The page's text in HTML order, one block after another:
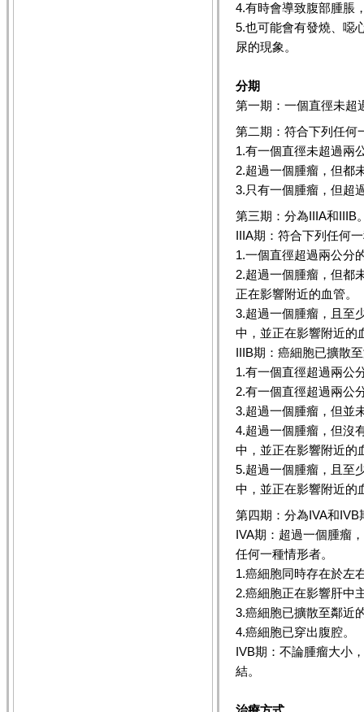
4.有時會導致腹部腫脹
5.也可能會有發燒、噁
尿的現象。
分期
第一期：一個直徑未超
第二期：符合下列任何
1.有一個直徑未超過兩
2.超過一個腫瘤，但都
3.只有一個腫瘤，但超
第三期：分為IIIA和IIIB
IIIA期：符合下列任何
1.一個直徑超過兩公分
2.超過一個腫瘤，但都
正在影響附近的血管。
3.超過一個腫瘤，且至
中，並正在影響附近的
IIIB期：癌細胞已擴散
1.有一個直徑超過兩公
2.有一個直徑超過兩公
3.超過一個腫瘤，但並
4.超過一個腫瘤，但沒
中，並正在影響附近的
5.超過一個腫瘤，且至
中，並正在影響附近的
第四期：分為IVA和IVB
IVA期：超過一個腫瘤
任何一種情形者。
1.癌細胞同時存在於左
2.癌細胞正在影響肝中
3.癌細胞已擴散至鄰近
4.癌細胞已穿出腹腔。
IVB期：不論腫瘤大小
結。